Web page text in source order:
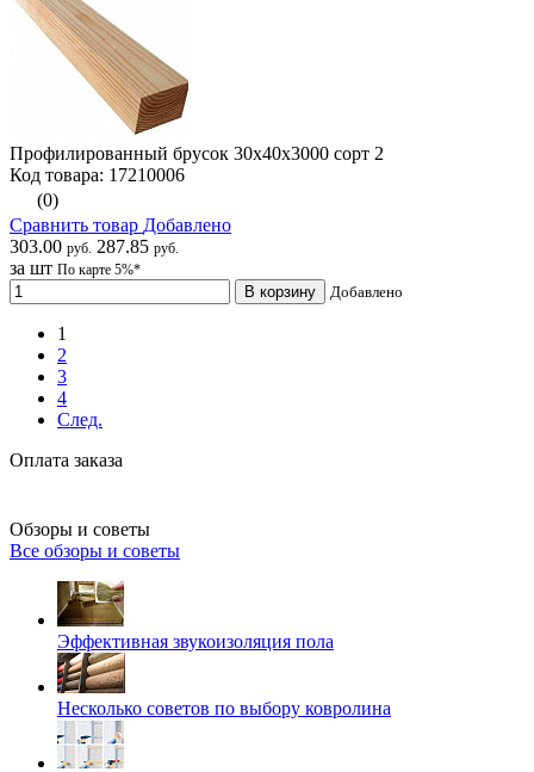
Профилированный брусок 30х40х3000 сорт 2
Код товара: 17210006
(0)
Сравнить товар Добавлено
303.00 руб. 287.85 руб.
за шт По карте 5%*
В корзину Добавлено
1
2
3
4
След.
Оплата заказа
Обзоры и советы
Все обзоры и советы
Эффективная звукоизоляция пола
Несколько советов по выбору ковролина